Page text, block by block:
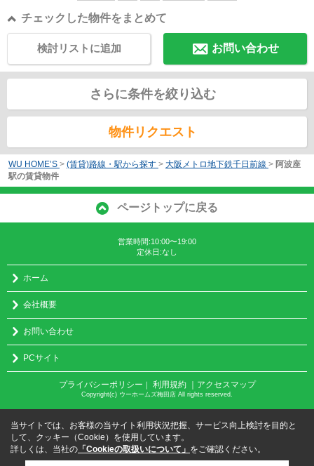
チェックした物件をまとめて
お問い合わせ
検討リストに追加
さらに条件を絞り込む
物件リクエスト
WU HOME’S > (賃貸)路線・駅から探す > 大阪メトロ地下鉄千日前線 > 阿波座
駅の賃貸物件
ページトップに戻る
営業時間:10:00〜19:00
定休日:なし
ホーム
会社概要
お問い合わせ
PCサイト
プライバシーポリシー ｜ 利用規約 ｜アクセスマップ
Copyright(c) ウーホームズ梅田店 All rights reserved.
当サイトでは、お客様の当サイト利用状況把握、サービス向上検討を目的と
して、クッキー（Cookie）を使用しています。
詳しくは、当社の 「Cookieの取扱いについて」 をご確認ください。